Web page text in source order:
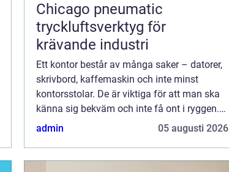
Chicago pneumatic
tryckluftsverktyg för
krävande industri
Ett kontor består av många saker – datorer,
skrivbord, kaffemaskin och inte minst
kontorsstolar. De är viktiga för att man ska
känna sig bekväm och inte få ont i ryggen.
På ett kontor sitter man flera...
admin 05 augusti 2026